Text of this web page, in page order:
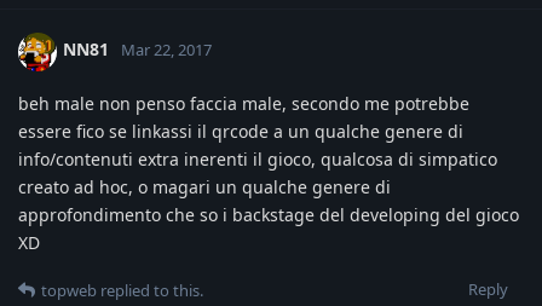
NN81 Mar 22, 2017
beh male non penso faccia male, secondo me potrebbe
essere fico se linkassi il qrcode a un qualche genere di
info/contenuti extra inerenti il gioco, qualcosa di simpatico
creato ad hoc, o magari un qualche genere di
approfondimento che so i backstage del developing del gioco
XD
Reply
topweb replied to this.